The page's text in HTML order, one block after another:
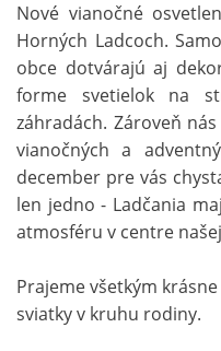
Nové vianočné
Horných Ladcoch.
obce dotvárajú aj
forme svetielok na
záhradách. Zároveň
vianočných a
december pre vás
len jedno - Ladčania
atmosféru v centre
Prajeme všetkým
sviatky v kruhu rodiny.